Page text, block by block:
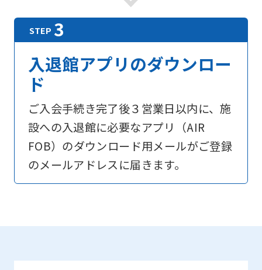
入退館アプリのダウンロー
ド
ご入会手続き完了後３営業日以内に、施
設への入退館に必要なアプリ（AIR
FOB）のダウンロード用メールがご登録
のメールアドレスに届きます。
English.
the
link
(start
automatic
translation)
to